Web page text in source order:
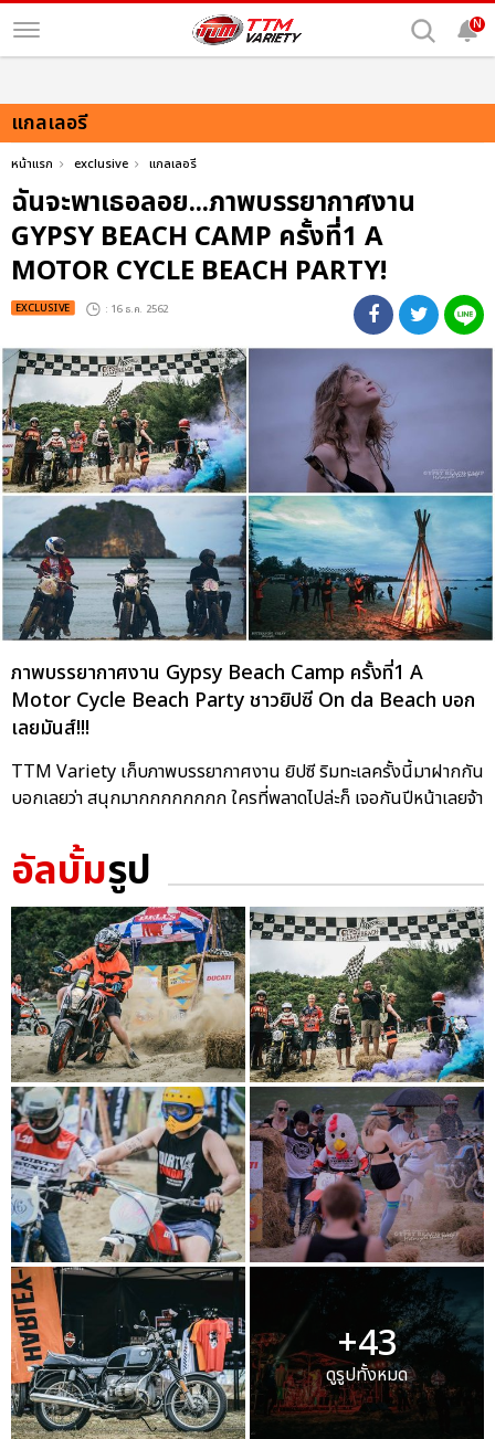
N
แกลเลอรี
หน้าแรก exclusive แกลเลอรี
ฉันจะพาเธอลอย...ภาพบรรยากาศงาน
GYPSY BEACH CAMP ครั้งที่1 A
MOTOR CYCLE BEACH PARTY!
EXCLUSIVE : 16 ธ.ค. 2562
ภาพบรรยากาศงาน Gypsy Beach Camp ครั้งที่1 A
Motor Cycle Beach Party ชาวยิปซี On da Beach บอก
เลยมันส์!!!
TTM Variety เก็บภาพบรรยากาศงาน ยิปซี ริมทะเลครั้งนี้มาฝากกัน
บอกเลยว่า สนุกมากกกกกกกก ใครที่พลาดไปล่ะก็ เจอกันปีหน้าเลยจ้า
อัลบั้มรูป
+43
ดูรูปทั้งหมด